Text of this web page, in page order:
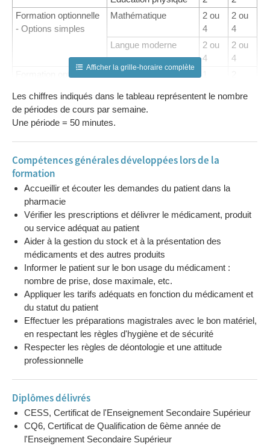
Formation optionnelle
- Options simples
Mathématique
2 ou
4
2 ou
4
Langue moderne
2 ou
4
2 ou
4
Formation optionnelle
groupées
Chimie analytique et
Physique
Pharmacodynamie -
pharmaceutique et
Biologie et
3
galénique et
Travaux pratiques -
Stages
0
Activités au choix
(selon l'établissement)
Max
Max
Renforcement
Max
2
Max
Remédiation
Max
Afficher la grille-horaire complète
Les chiffres indiqués dans le tableau représentent le nombre
de périodes de cours par semaine.
Une période = 50 minutes.
Compétences générales développées lors de la
formation
Accueillir et écouter les demandes du patient dans la
pharmacie
Vérifier les prescriptions et délivrer le médicament, produit
ou service adéquat au patient
Aider à la gestion du stock et à la présentation des
médicaments et des autres produits
Informer le patient sur le bon usage du médicament :
nombre de prise, dose maximale, etc.
Appliquer les tarifs adéquats en fonction du médicament et
du statut du patient
Effectuer les préparations magistrales avec le bon matériel,
en respectant les règles d'hygiène et de sécurité
Respecter les règles de déontologie et une attitude
professionnelle
Diplômes délivrés
CESS, Certificat de l'Enseignement Secondaire Supérieur
CQ6, Certificat de Qualification de 6ème année de
l'Enseignement Secondaire Supérieur